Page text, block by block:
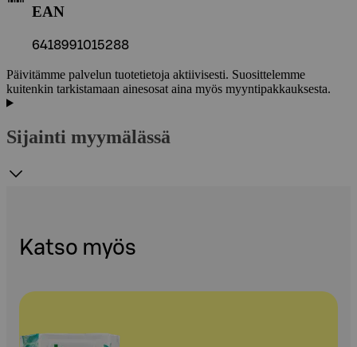
EAN
6418991015288
Päivitämme palvelun tuotetietoja aktiivisesti. Suosittelemme
kuitenkin tarkistamaan ainesosat aina myös myyntipakkauksesta.
Sijainti myymälässä
Katso myös